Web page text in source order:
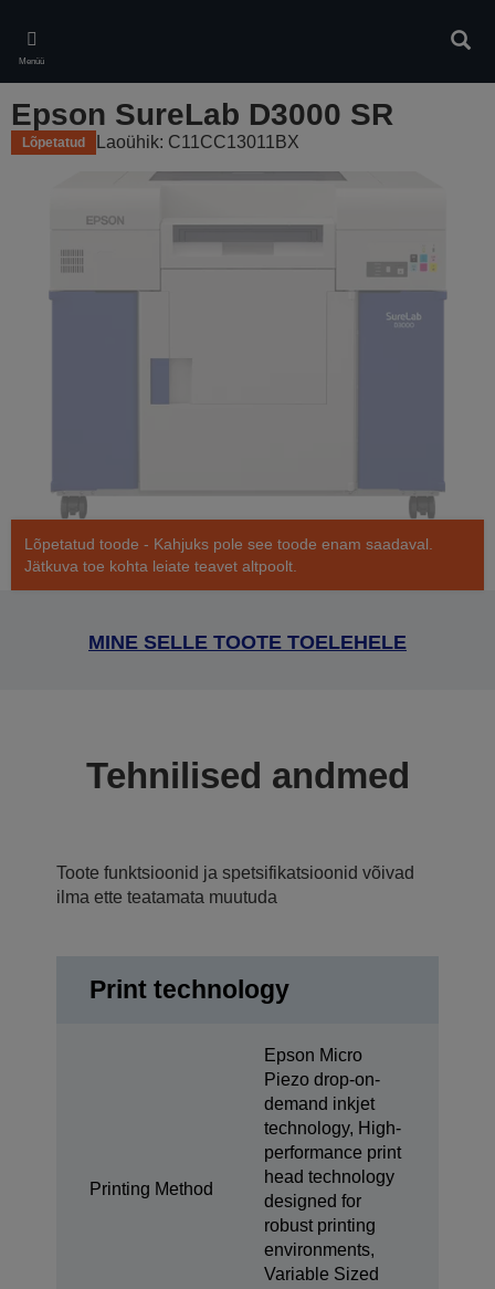
main
content
Menüü
Epson SureLab D3000 SR
Lõpetatud Laoühik: C11CC13011BX
Lõpetatud toode - Kahjuks pole see toode enam saadaval.
Jätkuva toe kohta leiate teavet altpoolt.
MINE SELLE TOOTE TOELEHELE
Tehnilised andmed
Toote funktsioonid ja spetsifikatsioonid võivad
ilma ette teatamata muutuda
Print technology
Printing Method
Epson Micro
Piezo drop-on-
demand inkjet
technology, High-
performance print
head technology
designed for
robust printing
environments,
Variable Sized